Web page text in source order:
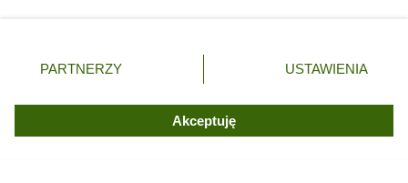
Córki Młynarskiego przerwały milczenie. „Żyliśmy
w strachu”
Kominiarze przestrzegają przed tym błędem w
zmienić/wycofać klikając przycisk ustawień prywatności
znajdujący się w lewym dolnym rogu strony. Niektóre
użytkownika, ale masz prawo sprzeciwić się takiemu
przetwarzaniu. Preferencje będą miały zastosowania tylko
PARTNERZY USTAWIENIA
Akceptuję